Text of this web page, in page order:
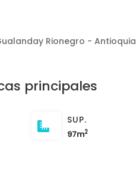
Rionegro - Antioquia
principales
SUP.
97m2